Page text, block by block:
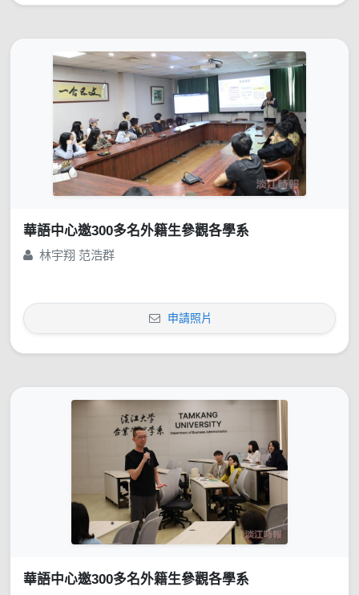
華語中心邀300多名外籍生參觀各學系
林宇翔 范浩群
申請照片
華語中心邀300多名外籍生參觀各學系